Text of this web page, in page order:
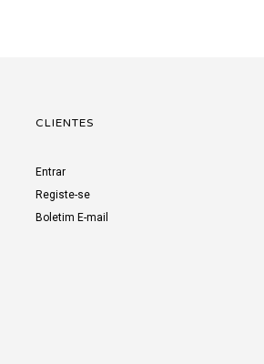
CLIENTES
Entrar
Registe-se
Boletim E-mail